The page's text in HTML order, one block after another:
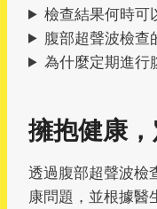
檢查結果何時可
腹部超聲波檢查
為什麼定期進行
擁抱健康
透過腹部超聲波檢
康問題，並根據醫